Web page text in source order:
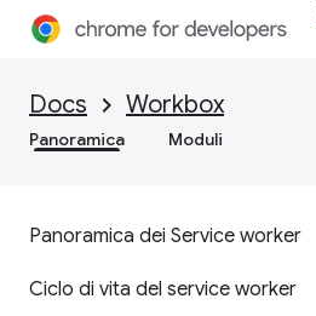
Docs Workbox
Panoramica Moduli
Panoramica dei Service worker
Ciclo di vita del service worker